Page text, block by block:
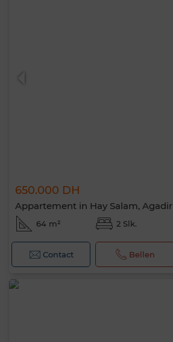
650.000 DH
Appartement in Hay Salam, Agadir
64 m² 2 Slk.
Contact Bellen